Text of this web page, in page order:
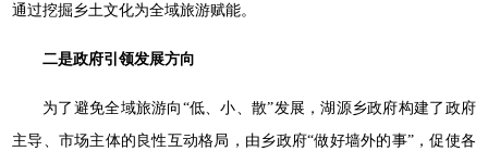
通过挖掘乡土文化为全域旅游赋能。
二是政府引领发展方向
为了避免全域旅游向“低、小、散”发展，湖源乡政府构建了政府
主导、市场主体的良性互动格局，由乡政府“做好墙外的事”，促使各